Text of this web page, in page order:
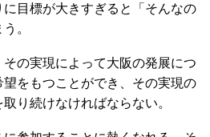
目標が大きすぎると「そんなの
。
の実現によって大阪の発展につ
をもつことができ、その実現の
り続けなければならない。